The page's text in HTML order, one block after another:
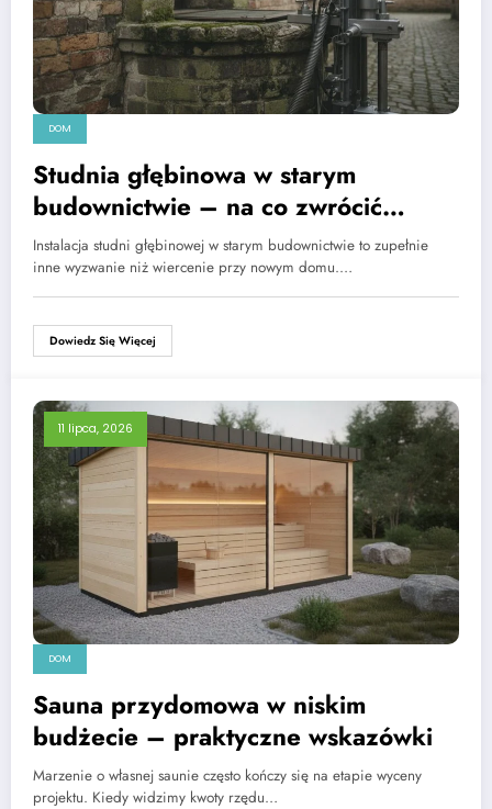
DOM
Studnia głębinowa w starym
budownictwie – na co zwrócić
uwagę
Instalacja studni głębinowej w starym budownictwie to zupełnie
inne wyzwanie niż wiercenie przy nowym domu.…
Dowiedz Się Więcej
11 lipca, 2026
DOM
Sauna przydomowa w niskim
budżecie – praktyczne wskazówki
Marzenie o własnej saunie często kończy się na etapie wyceny
projektu. Kiedy widzimy kwoty rzędu…